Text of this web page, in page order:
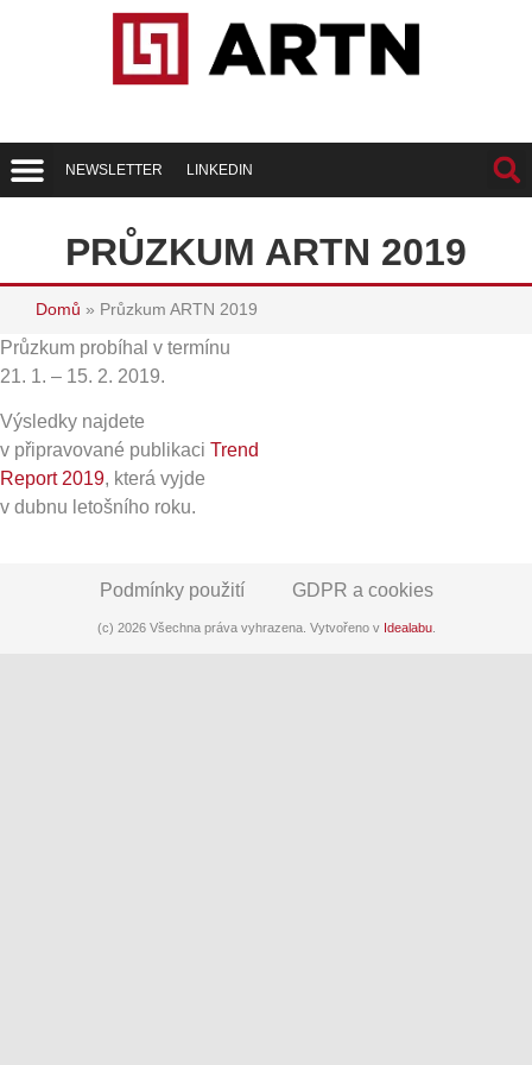
NEWSLETTER LINKEDIN
PRŮZKUM ARTN 2019
Domů » Průzkum ARTN 2019
Průzkum probíhal v termínu
21. 1. – 15. 2. 2019.
Výsledky najdete
v připravované publikaci Trend
Report 2019, která vyjde
v dubnu letošního roku.
Podmínky použití GDPR a cookies
(c) 2026 Všechna práva vyhrazena. Vytvořeno v Idealabu.